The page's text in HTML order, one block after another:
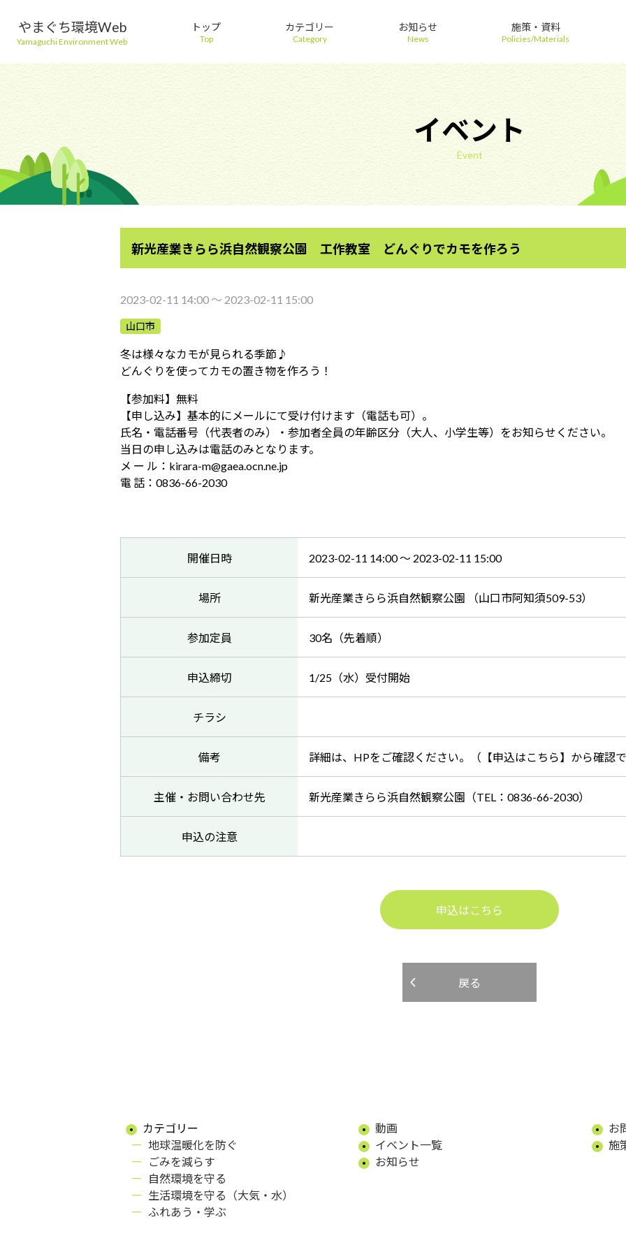
やまぐち環境Web
Yamaguchi Environment Web
トップ
Top
カテゴリー
Category
お知らせ
News
施策・資料
Policies/Materials
イベント
Event
新光産業きらら浜自然観察公園 工作教室 どんぐりでカモを作ろう
2023-02-11 14:00 〜 2023-02-11 15:00
山口市
冬は様々なカモが見られる季節♪
どんぐりを使ってカモの置き物を作ろう！
【参加料】無料
【申し込み】基本的にメールにて受け付けます（電話も可）。
氏名・電話番号（代表者のみ）・参加者全員の年齢区分（大人、小学生等）をお知らせください。
当日の申し込みは電話のみとなります。
メ ー ル：kirara-m@gaea.ocn.ne.jp
電 話：0836-66-2030
開催日時 2023-02-11 14:00 〜 2023-02-11 15:00
場所 新光産業きらら浜自然観察公園 （山口市阿知須509-53）
参加定員 30名（先着順）
申込締切 1/25（水）受付開始
チラシ
備考 詳細は、HPをご確認ください。（【申込はこちら】から確認で
主催・お問い合わせ先 新光産業きらら浜自然観察公園（TEL：0836-66-2030）
申込の注意
申込はこちら
戻る
カテゴリー
地球温暖化を防ぐ
ごみを減らす
自然環境を守る
生活環境を守る（大気・水）
ふれあう・学ぶ
動画
イベント一覧
お知らせ
お
施